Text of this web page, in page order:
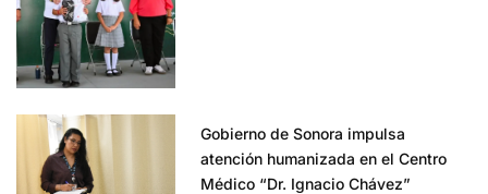
Gobierno de Sonora impulsa
atención humanizada en el Centro
Médico “Dr. Ignacio Chávez”